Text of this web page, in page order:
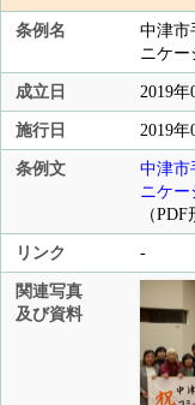
条例名
中津市
ニケー
成立日 2019年
施行日 2019年
条例文
中津市
ニケー
（PDF
リンク -
関連写真
及び資料